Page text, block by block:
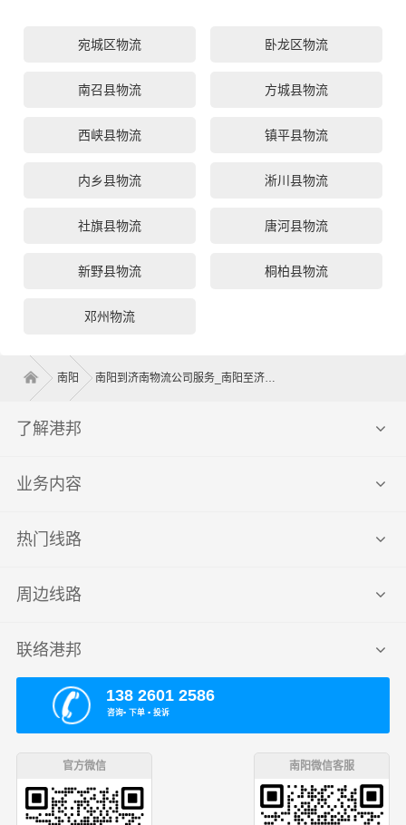
宛城区物流 卧龙区物流
南召县物流 方城县物流
西峡县物流 镇平县物流
内乡县物流 淅川县物流
社旗县物流 唐河县物流
新野县物流 桐柏县物流
邓州物流
南阳 南阳到济南物流公司服务_南阳至济南物流专线高效、安全、可靠的运输
了解港邦
业务内容
热门线路
周边线路
联络港邦
138 2601 2586
咨询▪ 下单 ▪ 投诉
官方微信 南阳微信客服